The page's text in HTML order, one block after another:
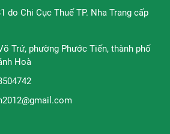
chăm sóc da như gel trị sẹo, kem
tiêu dùng trên toàn thế giới ưa
bởi độ lành tính và hiệu quả mà
do Chi Cục Thuế TP. Nha Trang cấp
Trứ, phường Phước Tiến, thành phố
Hoà